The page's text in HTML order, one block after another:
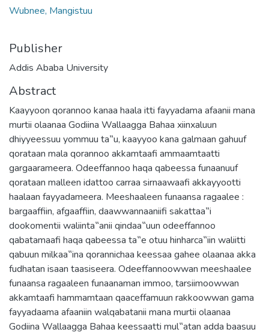
Wubnee, Mangistuu
Publisher
Addis Ababa University
Abstract
Kaayyoon qorannoo kanaa haala itti fayyadama afaanii mana
murtii olaanaa Godiina Wallaagga Bahaa xiinxaluun
dhiyyeessuu yommuu ta‟u, kaayyoo kana galmaan gahuuf
qorataan mala qorannoo akkamtaafi ammaamtaatti
gargaarameera. Odeeffannoo haqa qabeessa funaanuuf
qorataan malleen idattoo carraa sirnaawaafi akkayyootti
haalaan fayyadameera. Meeshaaleen funaansa ragaalee :
bargaaffiin, afgaaffiin, daawwannaaniifi sakattaa‟i
dookomentii waliinta‟anii qindaa‟uun odeeffannoo
qabatamaafi haqa qabeessa ta‟e otuu hinharca‟iin waliitti
qabuun milkaa‟ina qorannichaa keessaa gahee olaanaa akka
fudhatan isaan taasiseera. Odeeffannoowwan meeshaalee
funaansa ragaaleen funaanaman immoo, tarsiimoowwan
akkamtaafi hammamtaan qaaceffamuun rakkoowwan gama
fayyadaama afaaniin walqabatanii mana murtii olaanaa
Godiina Wallaagga Bahaa keessaatti mul‟atan adda baasuu